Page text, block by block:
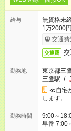
給与
無資格未
1万2000
交通費
交通費
勤務地
東京都三
三鷹駅 /
≪自宅
します。
勤務時間
9:00～18:00（休憩60分
早番 7:00